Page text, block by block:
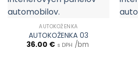
AUTOKOŽENKA
AUTOKOŽENKA 03
36.00 € s DPH /bm